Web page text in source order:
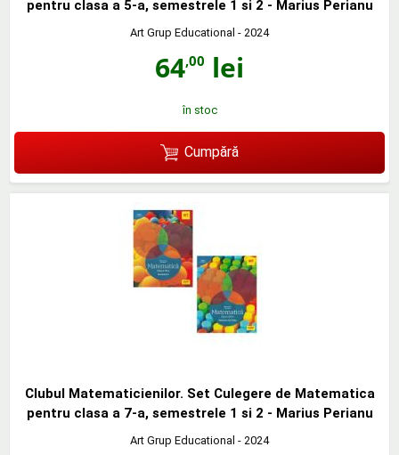
pentru clasa a 5-a, semestrele 1 si 2 - Marius Perianu
Art Grup Educational - 2024
64,00 lei
în stoc
Cumpără
Clubul Matematicienilor. Set Culegere de Matematica
pentru clasa a 7-a, semestrele 1 si 2 - Marius Perianu
Art Grup Educational - 2024